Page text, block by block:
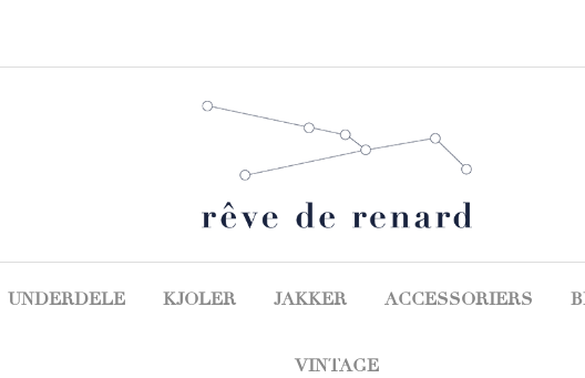
UNDERDELE KJOLER JAKKER ACCESSORIERS
VINTAGE